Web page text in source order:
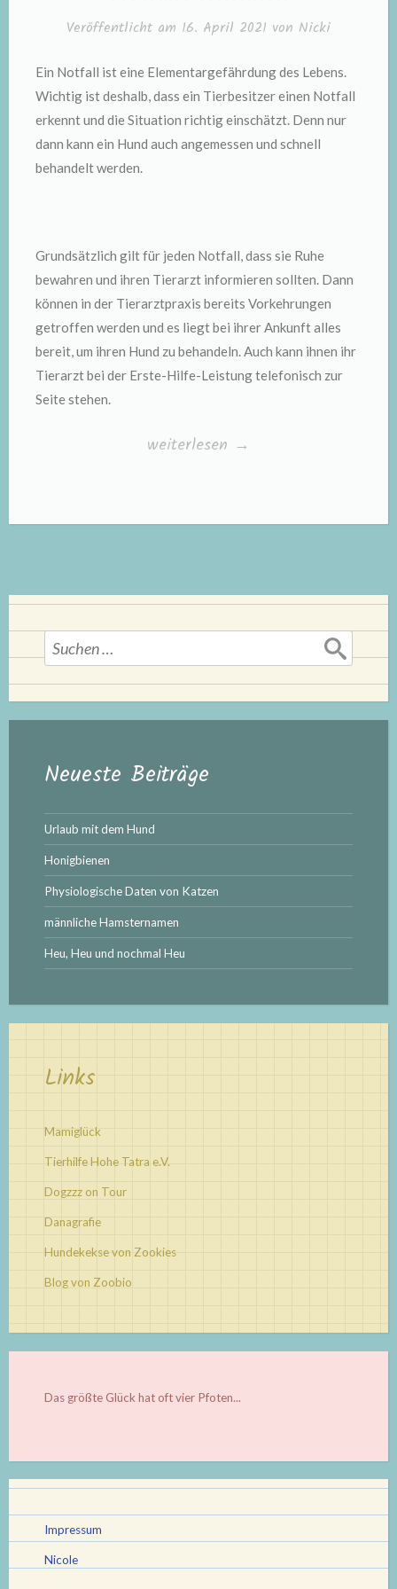
Veröffentlicht am 16. April 2021 von Nicki
Ein Notfall ist eine Elementargefährdung des Lebens.
Wichtig ist deshalb, dass ein Tierbesitzer einen Notfall
erkennt und die Situation richtig einschätzt. Denn nur
dann kann ein Hund auch angemessen und schnell
behandelt werden.
Grundsätzlich gilt für jeden Notfall, dass sie Ruhe
bewahren und ihren Tierarzt informieren sollten. Dann
können in der Tierarztpraxis bereits Vorkehrungen
getroffen werden und es liegt bei ihrer Ankunft alles
bereit, um ihren Hund zu behandeln. Auch kann ihnen ihr
Tierarzt bei der Erste-Hilfe-Leistung telefonisch zur
Seite stehen.
„Notfälle
weiterlesen →
Suchen
nach:
Neueste Beiträge
Urlaub mit dem Hund
Honigbienen
Physiologische Daten von Katzen
männliche Hamsternamen
Heu, Heu und nochmal Heu
Links
Mamiglück
Tierhilfe Hohe Tatra e.V.
Dogzzz on Tour
Danagrafie
Hundekekse von Zookies
Blog von Zoobio
Das größte Glück hat oft vier Pfoten...
Impressum
Nicole